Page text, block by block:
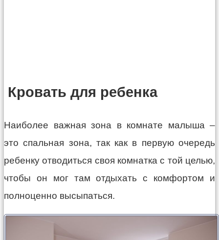
Кровать для ребенка
Наиболее важная зона в комнате малыша –
это спальная зона, так как в первую очередь
ребенку отводиться своя комнатка с той целью,
чтобы он мог там отдыхать с комфортом и
полноценно высыпаться.